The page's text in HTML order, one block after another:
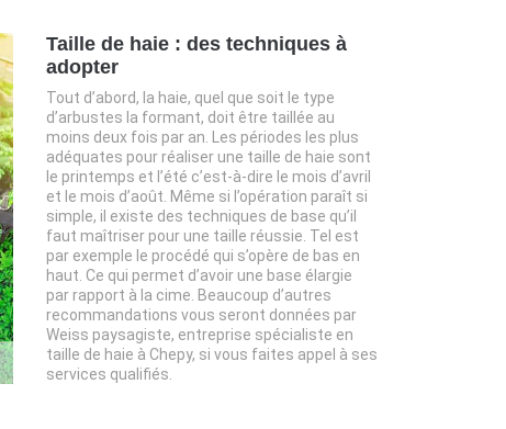
Taille de haie : des techniques à
adopter
Tout d’abord, la haie, quel que soit le type
d’arbustes la formant, doit être taillée au
moins deux fois par an. Les périodes les plus
adéquates pour réaliser une taille de haie sont
le printemps et l’été c’est-à-dire le mois d’avril
et le mois d’août. Même si l’opération paraît si
simple, il existe des techniques de base qu’il
faut maîtriser pour une taille réussie. Tel est
par exemple le procédé qui s’opère de bas en
haut. Ce qui permet d’avoir une base élargie
par rapport à la cime. Beaucoup d’autres
recommandations vous seront données par
Weiss paysagiste, entreprise spécialiste en
taille de haie à Chepy, si vous faites appel à ses
services qualifiés.